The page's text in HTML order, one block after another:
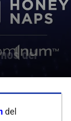
del
del